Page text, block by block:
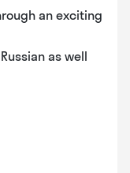
an exciting
as well